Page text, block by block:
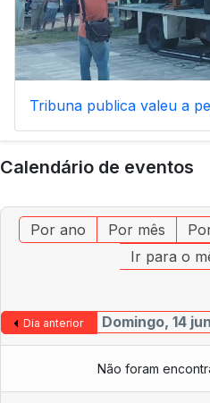
Tribuna publica valeu a
Calendário de eventos
Ir para o
Não foram
Avenida álvares Cabral, 19 1250-
Tribunal Administrativo
do STML
Pressão sobre docentes
inaceitável e exige